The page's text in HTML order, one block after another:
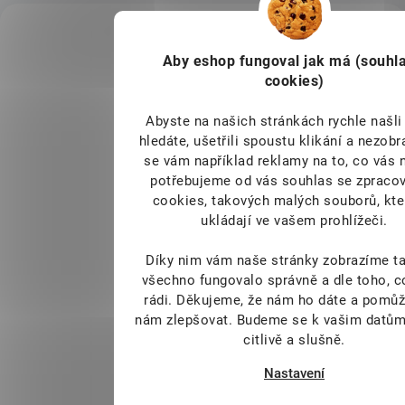
Aby eshop fungoval jak má
cookies)
Abyste na našich stránkách rychle
hledáte, ušetřili spoustu klikání a
se vám například reklamy na to, co vás
potřebujeme od vás souhlas se
cookies, takových malých souborů,
ukládají ve vašem prohlížeči.
Díky nim vám naše stránky zobrazíme
všechno fungovalo správně a dle toho,
rádi. Děkujeme, že nám ho dáte a
nám zlepšovat. Budeme se k vašim
citlivě a slušně.
Nastavení
B6 na 12 mg. Navíc jsme vylepšili
SKLADEM
Cemio RED3 je komplexní
doplněk stravy pro muže, kteří